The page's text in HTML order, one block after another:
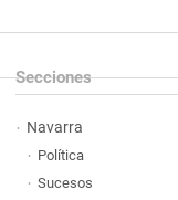
Secciones
Navarra
Política
Sucesos